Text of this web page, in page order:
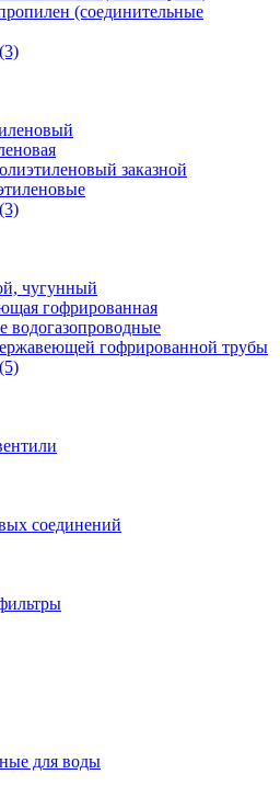
(cоединительные
заказной
чугунный
гофрированная
водогазопроводные
гофрированной трубы
соединений
для воды